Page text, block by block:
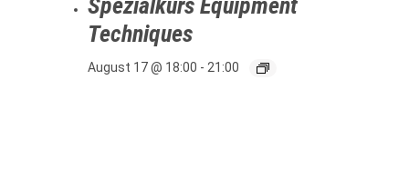
Spezialkurs Equipment
Techniques
August 17 @ 18:00 - 21:00